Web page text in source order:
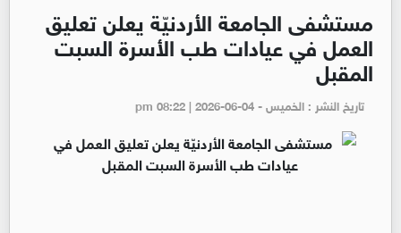
مستشفى الجامعة الأردنيّة يعلن تعليق
العمل في عيادات طب الأسرة السبت
المقبل
تاريخ النشر : الخميس - pm 08:22 | 2026-06-04